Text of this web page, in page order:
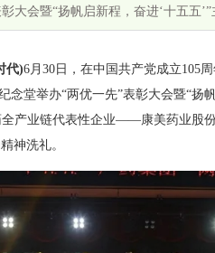
大会暨“扬帆启新程，奋进‘十五五’”
代)6月30日，在中国共产党成立105
念堂举办“两优一先”表彰大会暨“扬
产业链代表性企业——康美药业股
神洗礼。